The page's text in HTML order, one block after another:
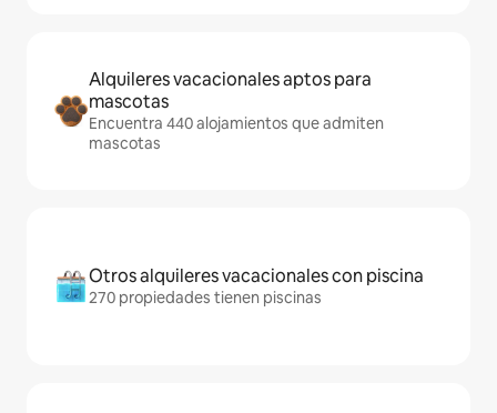
Alquileres vacacionales aptos para
mascotas
Encuentra 440 alojamientos que admiten
mascotas
Otros alquileres vacacionales con piscina
270 propiedades tienen piscinas